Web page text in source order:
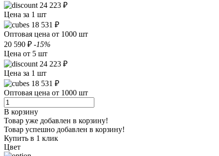
24 223 ₽
Цена за 1 шт
18 531 ₽
Оптовая цена от 1000 шт
20 590 ₽ -15%
Цена от 5 шт
24 223 ₽
Цена за 1 шт
18 531 ₽
Оптовая цена от 1000 шт
В корзину
Товар уже добавлен в корзину!
Товар успешно добавлен в корзину!
Купить в 1 клик
Цвет